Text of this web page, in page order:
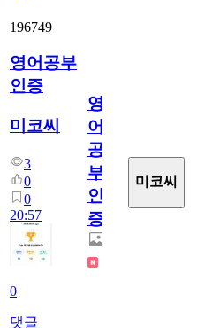
196749
영어공부
인증
미코씨
3
0
0
20:57
0
댓글
영
어
공
부
인
증
미코씨